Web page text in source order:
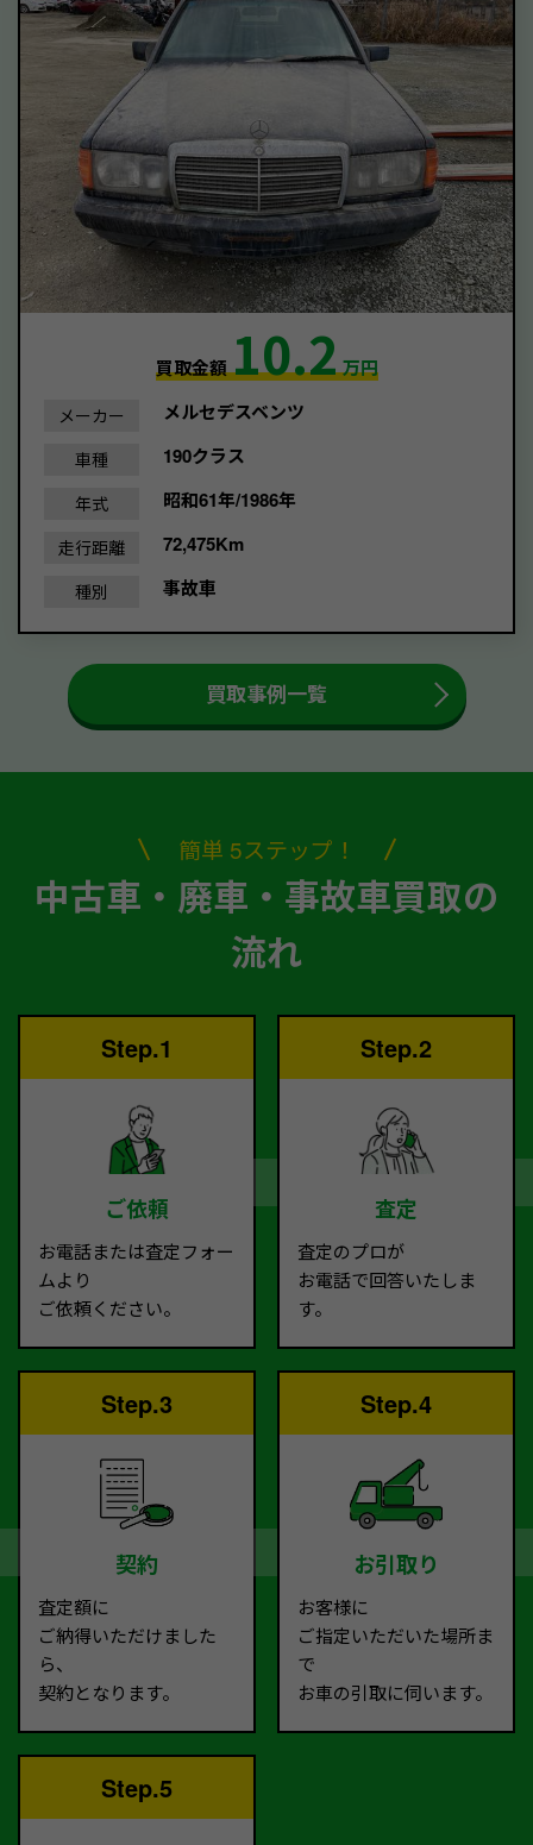
買取金額10.2万円
メーカー メルセデスベンツ
車種 190クラス
年式 昭和61年/1986年
走行距離 72,475Km
種別 事故車
買取事例一覧
簡単 5ステップ！
中古車・廃車・事故車買取の
流れ
Step.1
ご依頼
お電話または査定フォー
ムより
ご依頼ください。
Step.2
査定
査定のプロが
お電話で回答いたしま
す。
Step.3
契約
査定額に
ご納得いただけました
ら、
契約となります。
Step.4
お引取り
お客様に
ご指定いただいた場所ま
で
お車の引取に伺います。
Step.5